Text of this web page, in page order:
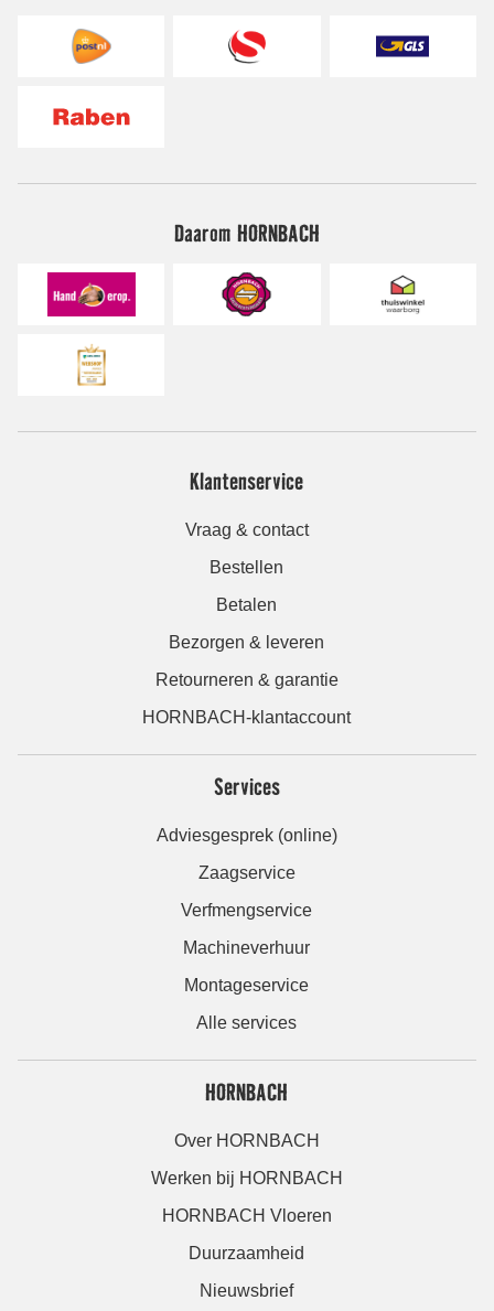
Daarom HORNBACH
Klantenservice
Vraag & contact
Bestellen
Betalen
Bezorgen & leveren
Retourneren & garantie
HORNBACH-klantaccount
Services
Adviesgesprek (online)
Zaagservice
Verfmengservice
Machineverhuur
Montageservice
Alle services
HORNBACH
Over HORNBACH
Werken bij HORNBACH
HORNBACH Vloeren
Duurzaamheid
Nieuwsbrief